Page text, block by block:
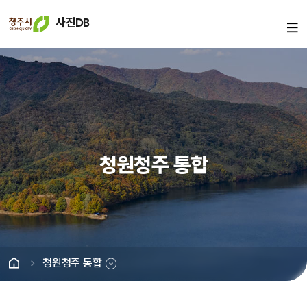
사진DB
청원청주 통합
청원청주 통합